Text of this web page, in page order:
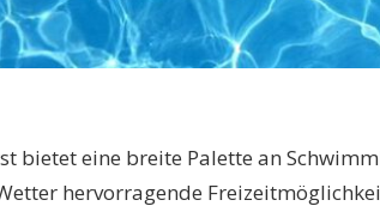
bietet eine breite Palette an
hervorragende